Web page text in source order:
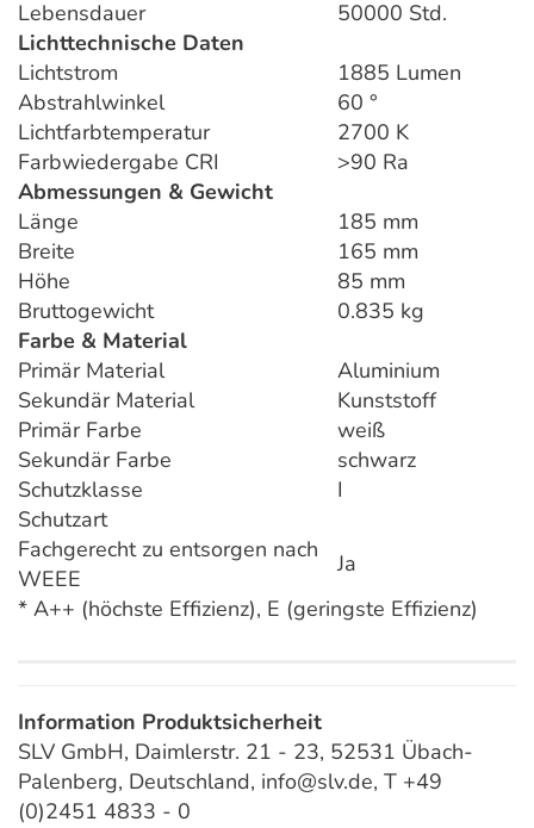
Lebensdauer
50000 Std.
Lichttechnische Daten
Lichtstrom
1885 Lumen
Abstrahlwinkel
60 °
Lichtfarbtemperatur
2700 K
Farbwiedergabe CRI
>90 Ra
Abmessungen & Gewicht
Länge
185 mm
Breite
165 mm
Höhe
85 mm
Bruttogewicht
0.835 kg
Farbe & Material
Primär Material
Aluminium
Sekundär Material
Kunststoff
Primär Farbe
weiß
Sekundär Farbe
schwarz
Schutzklasse
I
Schutzart
Fachgerecht zu entsorgen nach
WEEE
Ja
* A++ (höchste Effizienz), E (geringste Effizienz)
Information Produktsicherheit
SLV GmbH, Daimlerstr. 21 - 23, 52531 Übach-
Palenberg, Deutschland, info@slv.de, T +49
(0)2451 4833 - 0